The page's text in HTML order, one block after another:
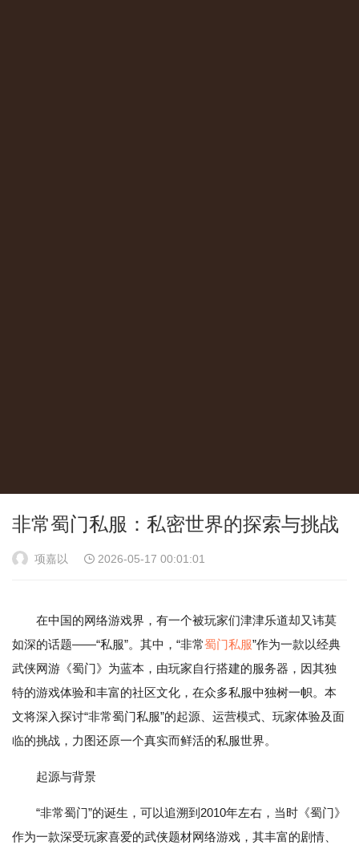
非常蜀门私服：私密世界的探索与挑战
项嘉以 2026-05-17 00:01:01
在中国的网络游戏界，有一个被玩家们津津乐道却又讳莫
如深的话题——“私服”。其中，“非常蜀门私服”作为一款以经典
武侠网游《蜀门》为蓝本，由玩家自行搭建的服务器，因其独
特的游戏体验和丰富的社区文化，在众多私服中独树一帜。本
文将深入探讨“非常蜀门私服”的起源、运营模式、玩家体验及面
临的挑战，力图还原一个真实而鲜活的私服世界。
起源与背景
“非常蜀门”的诞生，可以追溯到2010年左右，当时《蜀门》
作为一款深受玩家喜爱的武侠题材网络游戏，其丰富的剧情、